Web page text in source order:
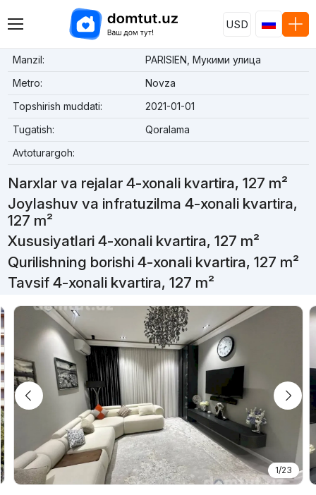
USD
Manzil:
PARISIEN, Мукими улица
Metro:
Novza
Topshirish muddati:
2021-01-01
Tugatish:
Qoralama
Avtoturargoh:
Narxlar va rejalar 4-xonali kvartira, 127 m²
Joylashuv va infratuzilma 4-xonali kvartira,
127 m²
Xususiyatlari 4-xonali kvartira, 127 m²
Qurilishning borishi 4-xonali kvartira, 127 m²
Tavsif 4-xonali kvartira, 127 m²
1/23